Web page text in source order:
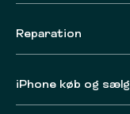
Reparation
iPhone køb og sælg